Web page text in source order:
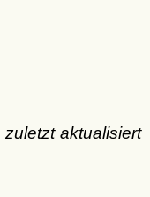
zuletzt aktualisiert